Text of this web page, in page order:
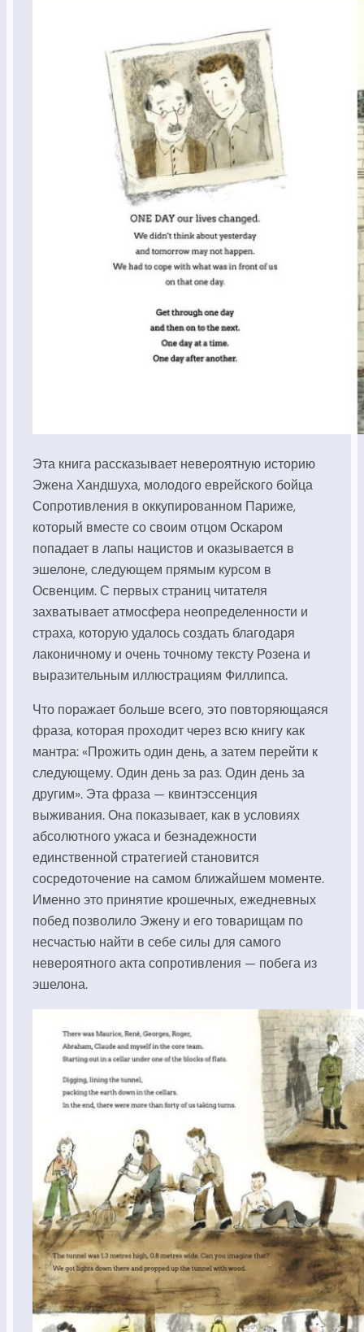
Эта книга рассказывает невероятную историю
Эжена Хандшуха, молодого еврейского бойца
Сопротивления в оккупированном Париже,
который вместе со своим отцом Оскаром
попадает в лапы нацистов и оказывается в
эшелоне, следующем прямым курсом в
Освенцим. С первых страниц читателя
захватывает атмосфера неопределенности и
страха, которую удалось создать благодаря
лаконичному и очень точному тексту Розена и
выразительным иллюстрациям Филлипса.
Что поражает больше всего, это повторяющаяся
фраза, которая проходит через всю книгу как
мантра: «Прожить один день, а затем перейти к
следующему. Один день за раз. Один день за
другим». Эта фраза — квинтэссенция
выживания. Она показывает, как в условиях
абсолютного ужаса и безнадежности
единственной стратегией становится
сосредоточение на самом ближайшем моменте.
Именно это принятие крошечных, ежедневных
побед позволило Эжену и его товарищам по
несчастью найти в себе силы для самого
невероятного акта сопротивления — побега из
эшелона.